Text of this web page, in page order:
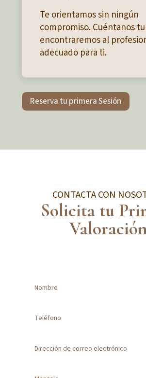
Te orientamos sin ningún
compromiso. Cuéntanos
encontraremos al
adecuado para ti.
Reserva tu primera Sesión
CONTACTA CON
Solicita tu